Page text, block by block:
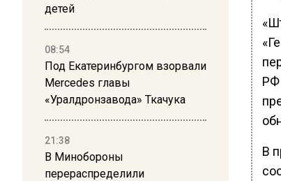
детей
08:54
Под Екатеринбургом взорвали
Mercedes главы
«Уралдронзавода» Ткачука
21:38
В Минобороны
перераспределили
РФ
В